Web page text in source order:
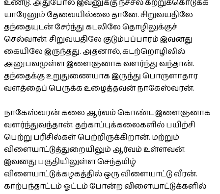
உண்டு. அதுபோல இவனுக்கு நீச்சல் கற்றுக்கொடுக்க
யாரேனும் தேவையில்லை தானே. சிறுவயதிலே
தந்தையுடன் சேர்ந்து கடலிலே தொழிலுக்குச்
செல்வான். சிறுவயதிலே குடும்பப்பாரம் இவனது
கையிலே இருந்தது. அதனால், கடற்றொழிலில்
அனுபவமுள்ள இளைஞனாக வளர்ந்து வந்தான்.
தந்தைக்கு உறுதுணையாக இருந்து பொருளாதார
வளத்தைப் பெருக்க உழைத்தவன் நாகேஸ்வரன்.
நாகேஸ்வரன் கலை ஆர்வம் கொண்ட இளைஞனாக
வளர்ந்துவந்தான். தற்காப்புக்கலைகளில் பயிற்சி
பெற்று பரிசில்கள் பெற்றிருக்கிறான். மற்றும்
விளையாட்டுத்துறையிலும் ஆர்வம் உள்ளவன்.
இவனது பகுதியிலுள்ள செந்தமிழ்
விளையாட்டுக்கழகத்தில் ஒரு விளையாட்டு வீரன்.
காற்பந்தாட்டம் ஓட்டம் போன்ற விளையாட்டுக்களில்